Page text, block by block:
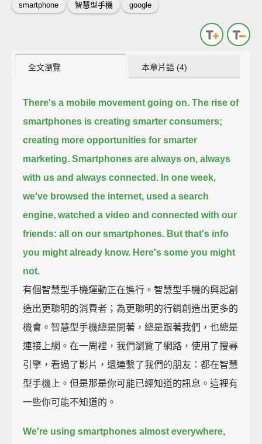
smartphone 智慧型手機 google
全文瀏覽 本章片語 (4)
There's a mobile movement going on. The rise of
smartphones is creating smarter consumers;
creating more opportunities for smarter
marketing. Smartphones are always on, always
with us and always connected. In one week,
we've browsed the internet, used a search
engine, watched a video and connected with our
friends: all on our smartphones. But that's info
you might already know. Here's some you might
not.
有個智慧型手機運動正在進行。智慧型手機的興起創
造出更聰明的消費者；為更聰明的行銷創造出更多的
機會。智慧型手機總是開著，總是跟著我們，也總是
連接上網。在一周裡，我們瀏覽了網路，使用了搜尋
引擎，看過了影片，還連繫了我們的朋友：都在智慧
型手機上。但是那是你可能已經知道的訊息。這裡有
一些你可能不知道的。
We're using smartphones almost everywhere,